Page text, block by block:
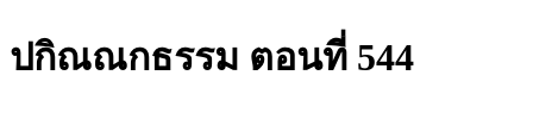
ปกิณณกธรรม ตอนที่ 544